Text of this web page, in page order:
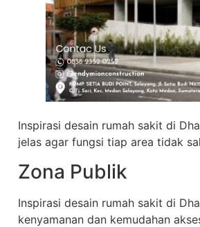
Inspirasi desain rumah sakit di
jelas agar fungsi tiap area tidak
Zona Publik
Inspirasi desain rumah sakit di
kenyamanan dan kemudahan